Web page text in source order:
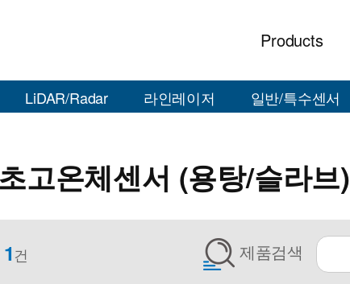
Products
LiDAR/Radar 라인레이저 일반/특수센서
초고온체센서 (용탕/슬라브)
1건 제품검색